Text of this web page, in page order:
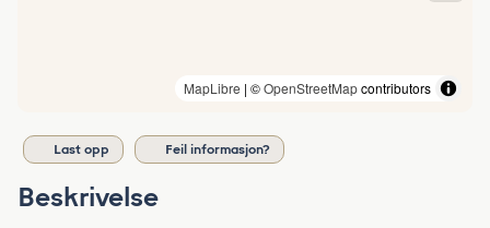
MapLibre | ©OpenStreetMapcontributors
Last opp Feil informasjon?
Beskrivelse